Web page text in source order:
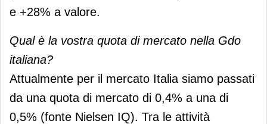
e +28% a valore.
Qual è la vostra quota di mercato nella Gdo
italiana?
Attualmente per il mercato Italia siamo passati
da una quota di mercato di 0,4% a una di
0,5% (fonte Nielsen IQ). Tra le attività